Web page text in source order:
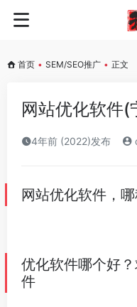
首页 • SEM/SEO推广 • 正文
网站优化软件(
4年前 (2022)发布
网站优化软件，
优化软件哪个好
件